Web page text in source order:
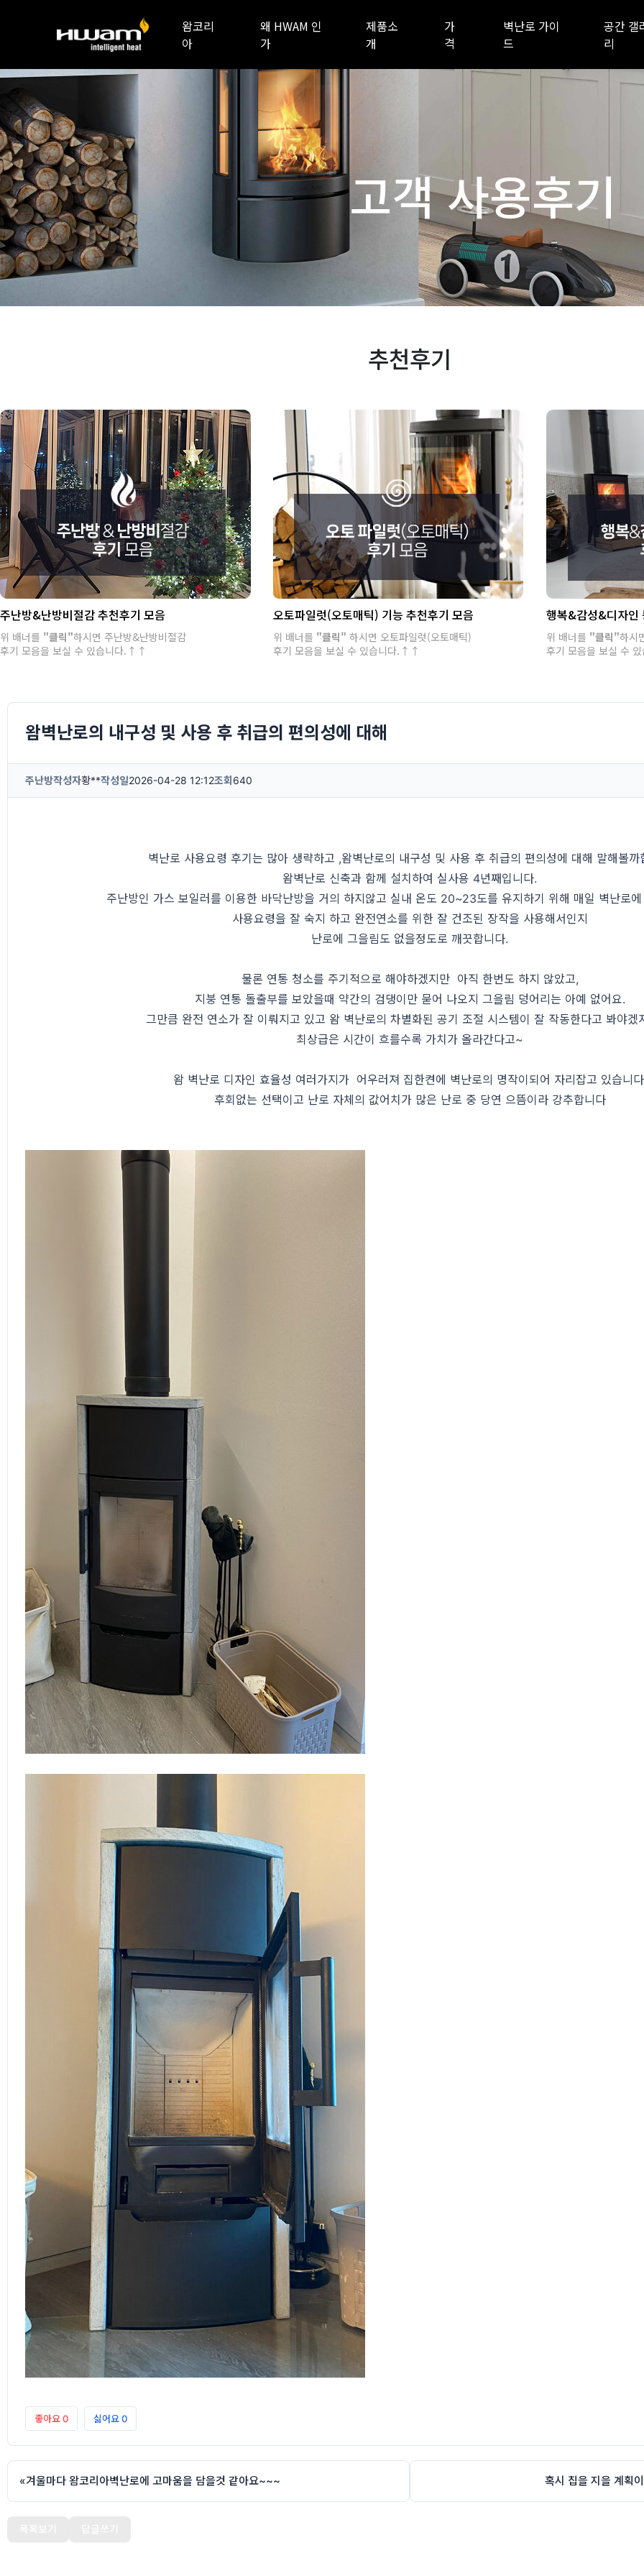
왐코리
아
왜 HWAM 인
가
제품소
개
가
격
벽난로 가이
드
공간 갤
리
고객 사용후기
추천후기
주난방&난방비절감 추천후기 모음
위 배너를 "클릭"하시면 주난방&난방비절감
후기 모음을 보실 수 있습니다.↑↑
오토파일럿(오토매틱) 기능 추천후기 모음
위 배너를 "클릭" 하시면 오토파일럿(오토매틱)
후기 모음을 보실 수 있습니다.↑↑
행복&감성&디자인
위 배너를 "클릭"하시
후기 모음을 보실 수
왐벽난로의 내구성 및 사용 후 취급의 편의성에 대해
주난방작성자황**작성일2026-04-28 12:12조회 640
벽난로 사용요령 후기는 많아 생략하고 ,왐벽난로의 내구성 및 사용 후 취급의 편의성에 대해 말해볼까
왐벽난로 신축과 함께 설치하여 실사용 4년째입니다.
주난방인 가스 보일러를 이용한 바닥난방을 거의 하지않고 실내 온도 20~23도를 유지하기 위해 매일 벽난로
사용요령을 잘 숙지 하고 완전연소를 위한 잘 건조된 장작을 사용해서인지
난로에 그을림도 없을정도로 깨끗합니다.
물론 연통 청소를 주기적으로 해야하겠지만 아직 한번도 하지 않았고,
지붕 연통 돌출부를 보았을때 약간의 검댕이만 묻어 나오지 그을림 덩어리는 아예 없어요.
그만큼 완전 연소가 잘 이뤄지고 있고 왐 벽난로의 차별화된 공기 조절 시스템이 잘 작동한다고 봐야겠
최상급은 시간이 흐를수록 가치가 올라간다고~
왐 벽난로 디자인 효율성 여러가지가 어우러져 집한켠에 벽난로의 명작이되어 자리잡고 있습니
후회없는 선택이고 난로 자체의 값어치가 많은 난로 중 당연 으뜸이라 강추합니다
좋아요0 싫어요0
«겨울마다 왐코리아벽난로에 고마움을 담을것 같아요~~~ 혹시 집을 지을 계획